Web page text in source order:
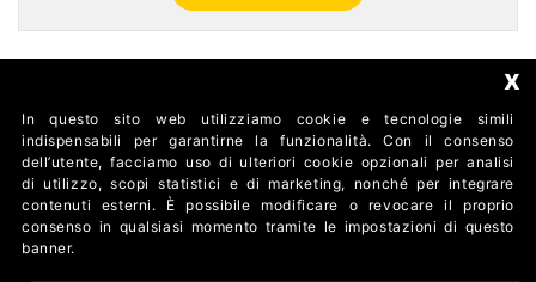
FOLLOW US
x
In questo sito web utilizziamo cookie e tecnologie simili
indispensabili per garantirne la funzionalità. Con il consenso
dell’utente, facciamo uso di ulteriori cookie opzionali per analisi
di utilizzo, scopi statistici e di marketing, nonché per integrare
contenuti esterni. È possibile modificare o revocare il proprio
consenso in qualsiasi momento tramite le impostazioni di questo
banner.